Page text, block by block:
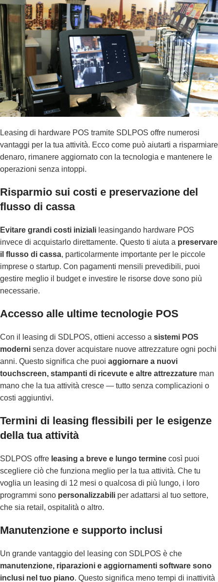
Leasing di hardware POS tramite SDLPOS offre numerosi
vantaggi per la tua attività. Ecco come può aiutarti a risparmiare
denaro, rimanere aggiornato con la tecnologia e mantenere le
operazioni senza intoppi.
Risparmio sui costi e preservazione del
flusso di cassa
Evitare grandi costi iniziali leasingando hardware POS
invece di acquistarlo direttamente. Questo ti aiuta a preservare
il flusso di cassa, particolarmente importante per le piccole
imprese o startup. Con pagamenti mensili prevedibili, puoi
gestire meglio il budget e investire le risorse dove sono più
necessarie.
Accesso alle ultime tecnologie POS
Con il leasing di SDLPOS, ottieni accesso a sistemi POS
moderni senza dover acquistare nuove attrezzature ogni pochi
anni. Questo significa che puoi aggiornare a nuovi
touchscreen, stampanti di ricevute e altre attrezzature man
mano che la tua attività cresce — tutto senza complicazioni o
costi aggiuntivi.
Termini di leasing flessibili per le esigenze
della tua attività
SDLPOS offre leasing a breve e lungo termine così puoi
scegliere ciò che funziona meglio per la tua attività. Che tu
voglia un leasing di 12 mesi o qualcosa di più lungo, i loro
programmi sono personalizzabili per adattarsi al tuo settore,
che sia retail, ospitalità o altro.
Manutenzione e supporto inclusi
Un grande vantaggio del leasing con SDLPOS è che
manutenzione, riparazioni e aggiornamenti software sono
inclusi nel tuo piano. Questo significa meno tempi di inattività